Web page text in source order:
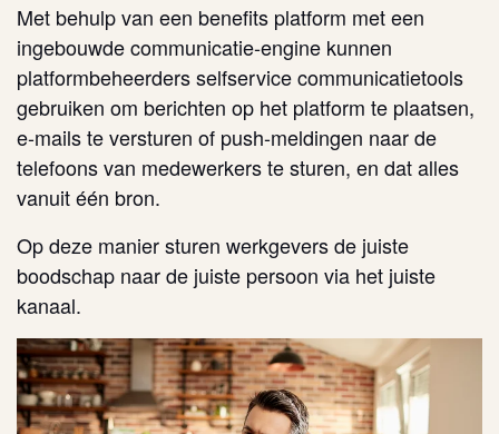
Met behulp van een benefits platform met een
ingebouwde communicatie-engine kunnen
platformbeheerders selfservice communicatietools
gebruiken om berichten op het platform te plaatsen,
e-mails te versturen of push-meldingen naar de
telefoons van medewerkers te sturen, en dat alles
vanuit één bron.
Op deze manier sturen werkgevers de juiste
boodschap naar de juiste persoon via het juiste
kanaal.